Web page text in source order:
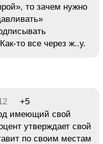
то зачем нужно
то все через ж..у.
+5
имеющий свой
утверждает свой
по своим местам